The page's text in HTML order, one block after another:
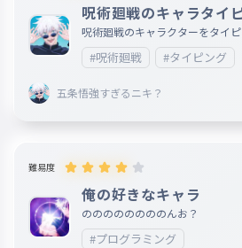
呪術廻戦のキャラタイ
呪術廻戦のキャラクターをタイ
ん🙇キャラクターじゃないのも
ます🙇 出来たらフォローいいね
いいたします🙇
#呪術廻戦 #タイピング
五条悟強すぎるニキ？
難易度
俺の好きなキャラ
ののののののののんお？
#プログラミング